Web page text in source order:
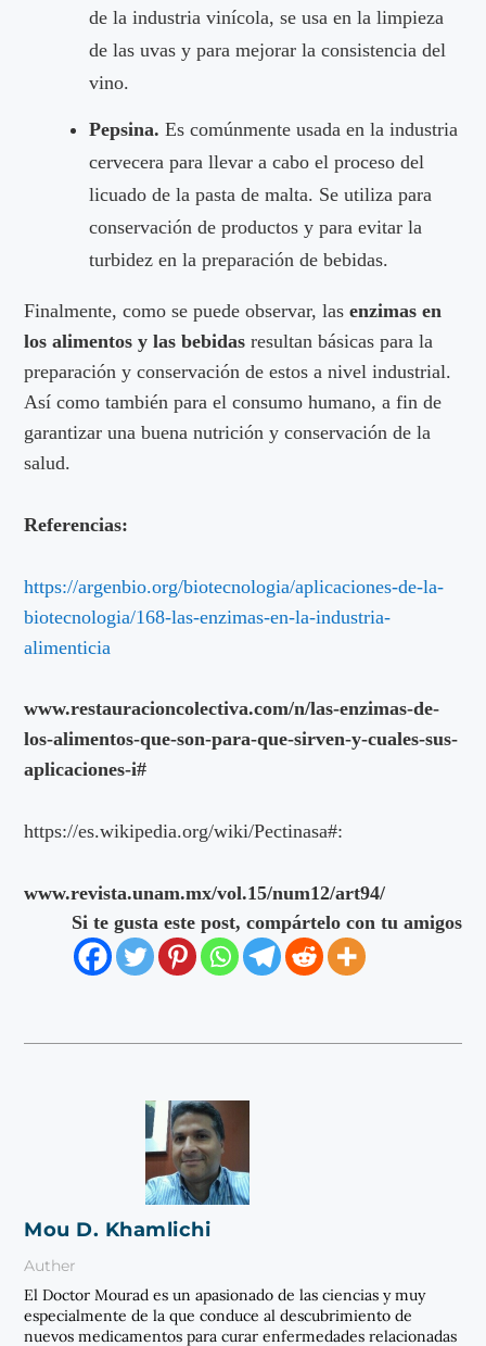
de la industria vinícola, se usa en la limpieza
de las uvas y para mejorar la consistencia del
vino.
Pepsina. Es comúnmente usada en la industria
cervecera para llevar a cabo el proceso del
licuado de la pasta de malta. Se utiliza para
conservación de productos y para evitar la
turbidez en la preparación de bebidas.
Finalmente, como se puede observar, lasenzimas en
los alimentos y las bebidas resultan básicas para la
preparación y conservación de estos a nivel industrial.
Así como también para el consumo humano, a fin de
garantizar una buena nutrición y conservación de la
salud.
Referencias:
https://argenbio.org/biotecnologia/aplicaciones-de-la-
biotecnologia/168-las-enzimas-en-la-industria-
alimenticia
www.restauracioncolectiva.com/n/las-enzimas-de-
los-alimentos-que-son-para-que-sirven-y-cuales-sus-
aplicaciones-i#
https://es.wikipedia.org/wiki/Pectinasa#:
www.revista.unam.mx/vol.15/num12/art94/
Si te gusta este post, compártelo con tu amigos
Mou D. Khamlichi
Auther
El Doctor Mourad es un apasionado de las ciencias y muy
especialmente de la que conduce al descubrimiento de
nuevos medicamentos para curar enfermedades relacionadas